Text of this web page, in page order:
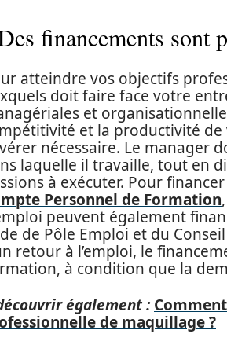
financements sont
atteindre vos objectifs
doit faire face votre
et
et la productivité
nécessaire. Le manager
laquelle il travaille, tout en
à exécuter. Pour
Personnel de Formation
peuvent également
de Pôle Emploi et du
retour à l’emploi, le
à condition que la
également :
de maquillage ?